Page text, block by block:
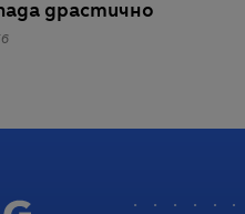
драстично